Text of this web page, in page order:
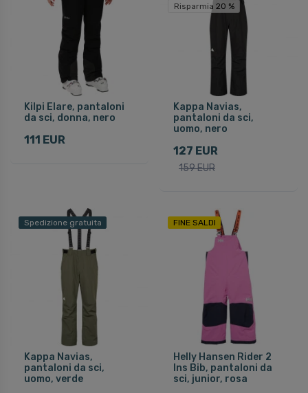
Kilpi Elare, pantaloni
da sci, donna, nero
111 EUR
Risparmia 20 %
Kappa Navias,
pantaloni da sci,
uomo, nero
127 EUR
159 EUR
Spedizione gratuita
Kappa Navias,
pantaloni da sci,
uomo, verde
FINE SALDI
Helly Hansen Rider 2
Ins Bib, pantaloni da
sci, junior, rosa